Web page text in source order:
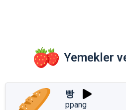
Yemekler
빵
ppang